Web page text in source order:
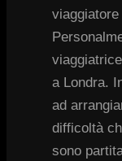
a Londra.
ad
difficoltà
sono